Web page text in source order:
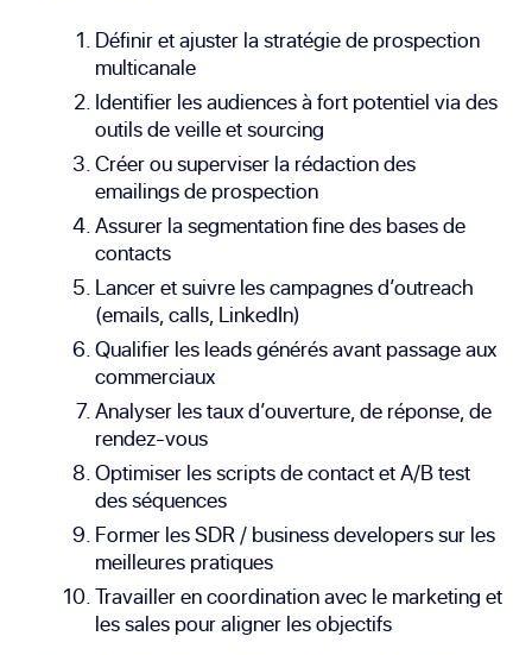
Définir et ajuster la stratégie de prospection
multicanale
Identifier les audiences à fort potentiel via des
outils de veille et sourcing
Créer ou superviser la rédaction des
emailings de prospection
Assurer la segmentation fine des bases de
contacts
Lancer et suivre les campagnes d’outreach
(emails, calls, LinkedIn)
Qualifier les leads générés avant passage aux
commerciaux
Analyser les taux d’ouverture, de réponse, de
rendez-vous
Optimiser les scripts de contact et A/B test
des séquences
Former les SDR / business developers sur les
meilleures pratiques
Travailler en coordination avec le marketing et
les sales pour aligner les objectifs